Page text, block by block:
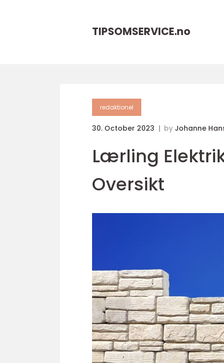
TIPSOMSERVICE.no
redaktionel
30. October 2023 by Johanne
Lærling
Oversikt